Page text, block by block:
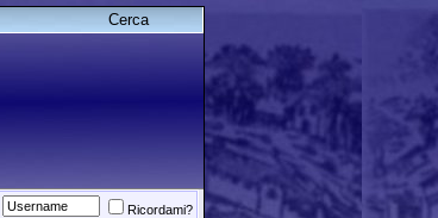
Cerca
Ricordami?